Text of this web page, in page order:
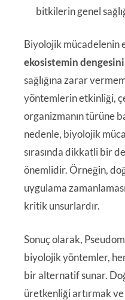
bitkilerin genel
Biyolojik mücadelenin
ekosistemin dengesini
sağlığına zarar
yöntemlerin etkinliği,
organizmanın türüne
nedenle, biyolojik
sırasında dikkatli bir
önemlidir. Örneğin,
uygulama
kritik unsurlardır.
Sonuç olarak,
biyolojik yöntemler,
bir alternatif sunar.
üretkenliği artırmak ve